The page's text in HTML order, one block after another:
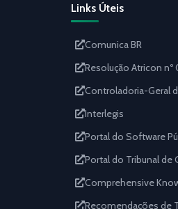
Links Úteis
Comunica BR
Resolução Atricon nº
Controladoria-Geral
Interlegis
Portal do Software
Portal do Tribunal de
Comprehensive
Recomendações de